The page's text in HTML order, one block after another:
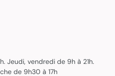
Jeudi, vendredi de 9h à 21h.
de 9h30 à 17h